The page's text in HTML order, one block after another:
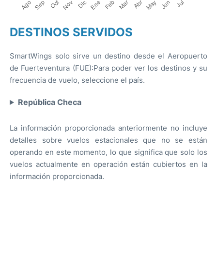
DESTINOS SERVIDOS
SmartWings solo sirve un destino desde el Aeropuerto
de Fuerteventura (FUE):Para poder ver los destinos y su
frecuencia de vuelo, seleccione el país.
República Checa
La información proporcionada anteriormente no incluye
detalles sobre vuelos estacionales que no se están
operando en este momento, lo que significa que solo los
vuelos actualmente en operación están cubiertos en la
información proporcionada.